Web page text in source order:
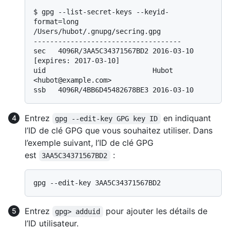
$ gpg --list-secret-keys --keyid-
format=long
/Users/hubot/.gnupg/secring.gpg
------------------------------------
sec   4096R/3AA5C34371567BD2 2016-03-10
[expires: 2017-03-10]
uid                          Hubot
<hubot@example.com>
Entrez gpg --edit-key GPG key ID
en indiquant
l’ID de clé GPG que vous souhaitez utiliser. Dans
l’exemple suivant, l’ID de clé GPG
est
3AA5C34371567BD2 :
Entrez gpg> adduid
pour ajouter les détails de
l’ID utilisateur.